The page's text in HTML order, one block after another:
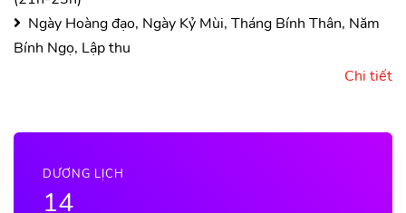
Ngày Hoàng đạo, Ngày Kỷ Mùi, Tháng Bính Thân, Năm
Bính Ngọ, Lập thu
Chi tiết
DƯƠNG LỊCH
14